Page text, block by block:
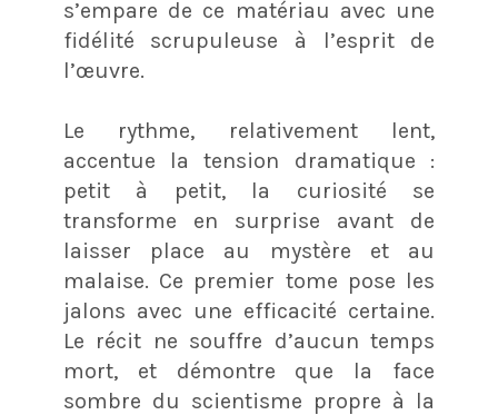
s’empare de ce matériau avec une
fidélité scrupuleuse à l’esprit de
l’œuvre.
Le rythme, relativement lent,
accentue la tension dramatique :
petit à petit, la curiosité se
transforme en surprise avant de
laisser place au mystère et au
malaise. Ce premier tome pose les
jalons avec une efficacité certaine.
Le récit ne souffre d’aucun temps
mort, et démontre que la face
sombre du scientisme propre à la